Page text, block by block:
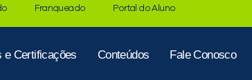
Franqueado Portal do Aluno
e Certificações Conteúdos Fale Conosco